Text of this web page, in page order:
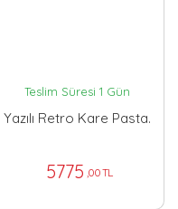
Teslim Süresi 1 Gün
Yazılı Retro Kare Pasta.
5775 ,00 TL